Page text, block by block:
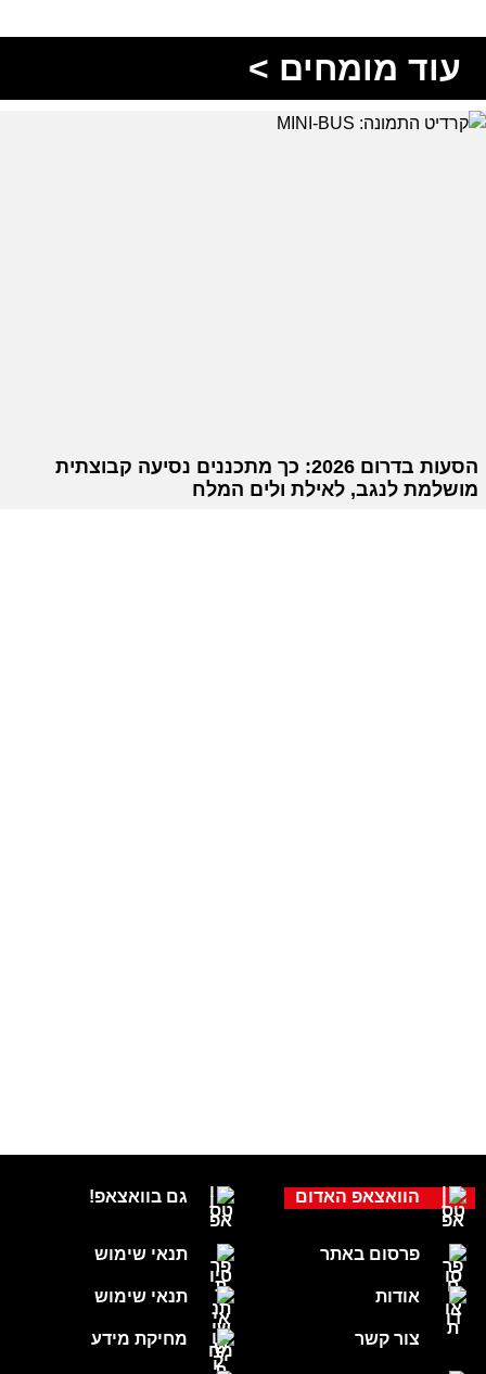
עוד מומחים >
הסעות בדרום 2026: כך מתכננים נסיעה קבוצתית
מושלמת לנגב, לאילת ולים המלח
גם בוואצאפ!
תנאי שימוש
תנאי שימוש
מחיקת מידע
הוואצאפ האדום
פרסום באתר
אודות
צור קשר